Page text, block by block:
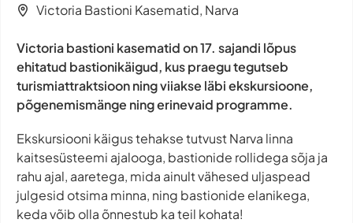
Victoria Bastioni Kasematid, Narva
Victoria bastioni kasematid on 17. sajandi lõpus
ehitatud bastionikäigud, kus praegu tegutseb
turismiattraktsioon ning viiakse läbi ekskursioone,
põgenemismänge ning erinevaid programme.
Ekskursiooni käigus tehakse tutvust Narva linna
kaitsesüsteemi ajalooga, bastionide rollidega sõja ja
rahu ajal, aaretega, mida ainult vähesed uljaspead
julgesid otsima minna, ning bastionide elanikega,
keda võib olla õnnestub ka teil kohata!